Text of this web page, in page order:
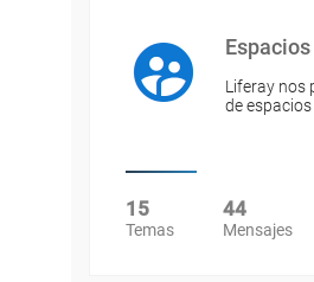
Liferay nos
de
15
Temas
44
Mensajes